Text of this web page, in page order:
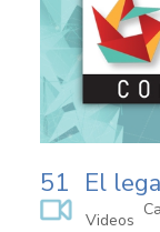
51 El
Videos